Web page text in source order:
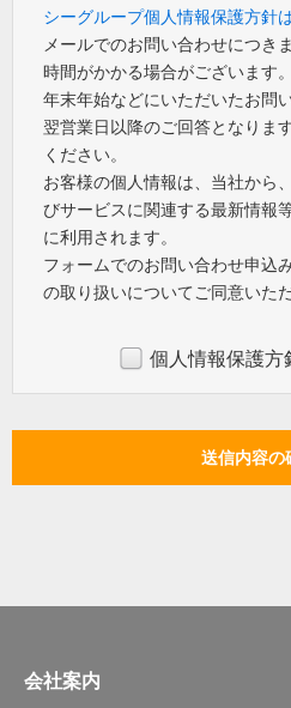
シーグループ個人情報保護方針
メールでのお問い合わせにつき
時間がかかる場合がございます
年末年始などにいただいたお問
翌営業日以降のご回答となりま
ください。
お客様の個人情報は、当社から
びサービスに関連する最新情報
に利用されます。
フォームでのお問い合わせ申込
の取り扱いについてご同意いた
個人情報保護方
会社案内